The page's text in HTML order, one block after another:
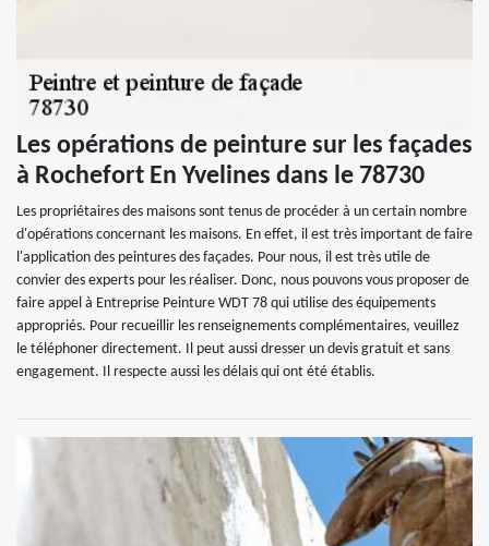
Les opérations de peinture sur les façades
à Rochefort En Yvelines dans le 78730
Les propriétaires des maisons sont tenus de procéder à un certain nombre
d'opérations concernant les maisons. En effet, il est très important de faire
l'application des peintures des façades. Pour nous, il est très utile de
convier des experts pour les réaliser. Donc, nous pouvons vous proposer de
faire appel à Entreprise Peinture WDT 78 qui utilise des équipements
appropriés. Pour recueillir les renseignements complémentaires, veuillez
le téléphoner directement. Il peut aussi dresser un devis gratuit et sans
engagement. Il respecte aussi les délais qui ont été établis.